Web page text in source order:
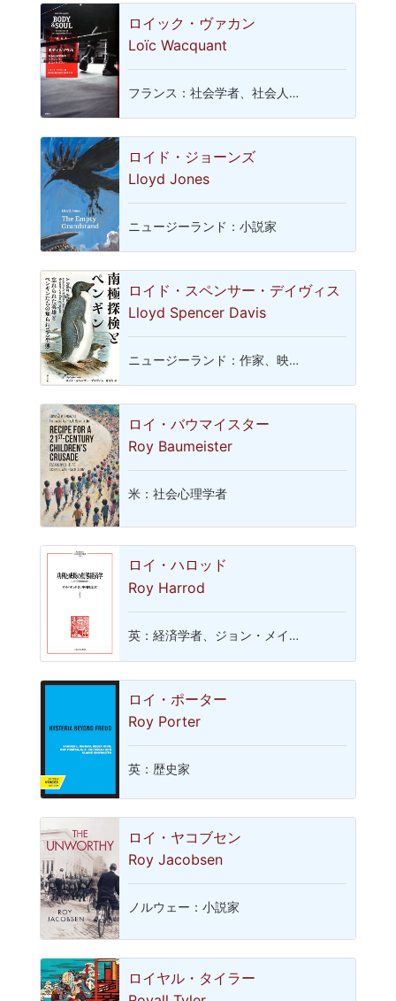
ロイック・ヴァカン
Loïc Wacquant
フランス：社会学者、社会人…
ロイド・ジョーンズ
Lloyd Jones
ニュージーランド：小説家
ロイド・スペンサー・デイヴィス
Lloyd Spencer Davis
ニュージーランド：作家、映…
ロイ・バウマイスター
Roy Baumeister
米：社会心理学者
ロイ・ハロッド
Roy Harrod
英：経済学者、ジョン・メイ…
ロイ・ポーター
Roy Porter
英：歴史家
ロイ・ヤコブセン
Roy Jacobsen
ノルウェー：小説家
ロイヤル・タイラー